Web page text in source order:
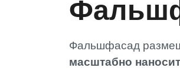
Фальшфасад
масштабно